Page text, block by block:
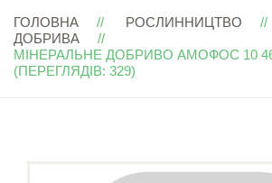
ГОЛОВНА
РОСЛИННИЦТВО
ДОБРИВА
МІНЕРАЛЬНЕ ДОБРИВО АМОФОС 10
(ПЕРЕГЛЯДІВ: 329)